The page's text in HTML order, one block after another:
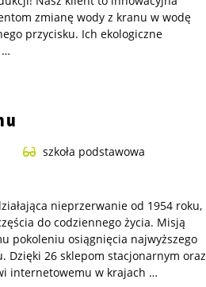
zmianę wody z kranu w wodę
przycisku. Ich ekologiczne
…
szkoła podstawowa
nieprzerwanie od 1954 roku,
do codziennego życia. Misją
pokoleniu osiągnięcia najwyższego
Dzięki 26 sklepom stacjonarnym oraz
internetowemu w krajach …